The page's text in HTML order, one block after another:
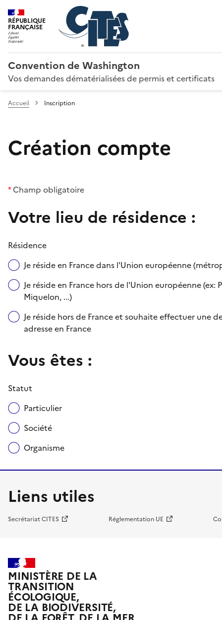
RÉPUBLIQUE
FRANÇAISE
Convention de Washington
Vos demandes dématérialisées de permis et certificats
Accueil Inscription
Création compte
*Champ obligatoire
Votre lieu de résidence :
Résidence
Je réside en France dans l'Union européenne
Je réside en France hors de l'Union européenne
Miquelon, ...)
Je réside hors de France et souhaite effectuer une
adresse en France
Vous êtes :
Statut
Particulier
Société
Organisme
Liens utiles
Secrétariat CITES Réglementation UE
MINISTÈRE DE LA
TRANSITION
ÉCOLOGIQUE,
DE LA BIODIVERSITÉ,